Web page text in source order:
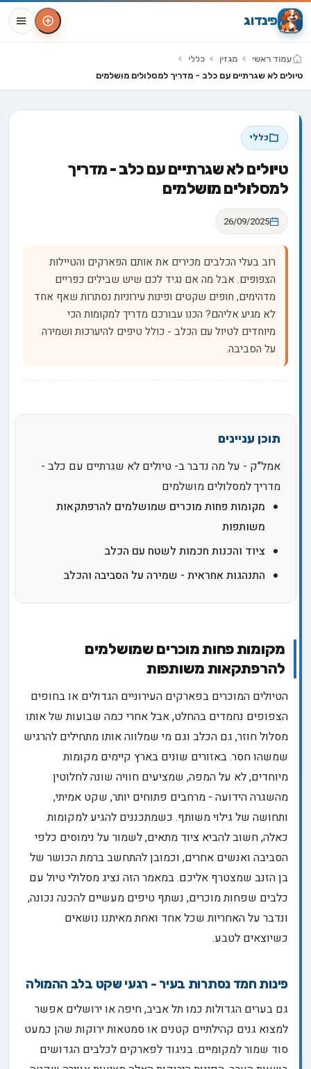
פינדוג
עמוד ראשי מגזין
כללי
טיולים לא שגרתיים עם כלב - מדריך למסלולים מושלמים
כללי
טיולים לא שגרתיים עם כלב - מדריך
למסלולים מושלמים
26/09/2025
רוב בעלי הכלבים מכירים את אותם הפארקים והטיילות
הצפופים. אבל מה אם נגיד לכם שיש שבילים כפריים
מדהימים, חופים שקטים ופינות עירוניות נסתרות שאף אחד
לא מגיע אליהם? הכנו עבורכם מדריך למקומות הכי
מיוחדים לטיול עם הכלב - כולל טיפים להיערכות ושמירה
על הסביבה.
אמל"ק - על מה נדבר ב- טיולים לא שגרתיים עם כלב -
מדריך למסלולים מושלמים
מקומות פחות מוכרים שמושלמים להרפתקאות
משותפות
ציוד והכנות חכמות לשטח עם הכלב
התנהגות אחראית - שמירה על הסביבה והכלב
מקומות פחות מוכרים שמושלמים
להרפתקאות משותפות
הטיולים המוכרים בפארקים העירוניים הגדולים או בחופים
הצפופים נחמדים בהחלט, אבל אחרי כמה שבועות של אותו
מסלול חוזר, גם הכלב וגם מי שמלווה אותו מתחילים להרגיש
שמשהו חסר. באזורים שונים בארץ קיימים מקומות
מיוחדים, לא על המפה, שמציעים חוויה שונה לחלוטין
מהשגרה הידועה - מרחבים פתוחים יותר, שקט אמיתי,
ותחושה של גילוי משותף. כשמתכננים להגיע למקומות
כאלה, חשוב להביא ציוד מתאים, לשמור על נימוסים כלפי
הסביבה ואנשים אחרים, וכמובן להתחשב ברמת הכושר של
בן הזנב שמצטרף אליכם. במאמר הזה נציג מסלולי טיול עם
כלבים שפחות מוכרים, נשתף טיפים מעשיים להכנה נכונה,
ונדבר על האחריות שכל אחד ואחת מאיתנו נושאים
כשיוצאים לטבע.
פינות חמד נסתרות בעיר - רגעי שקט בלב ההמולה
גם בערים הגדולות כמו תל אביב, חיפה או ירושלים אפשר
למצוא גנים קהילתיים קטנים או סמטאות ירוקות שהן כמעט
סוד שמור למקומיים. בניגוד לפארקים לכלבים הגדושים